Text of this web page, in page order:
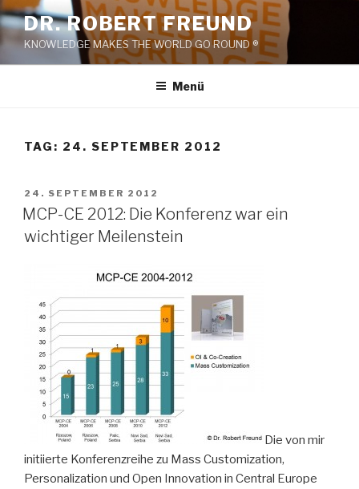
Zum
Inhalt
springen
DR. ROBERT FREUND
KNOWLEDGE MAKES THE WORLD GO ROUND ®
Menü
TAG: 24. SEPTEMBER 2012
VERÖFFENTLICHT
AM
24. SEPTEMBER 2012
MCP-CE 2012: Die Konferenz war ein
wichtiger Meilenstein
Die von mir
initiierte Konferenzreihe zu Mass Customization,
Personalization und Open Innovation in Central Europe